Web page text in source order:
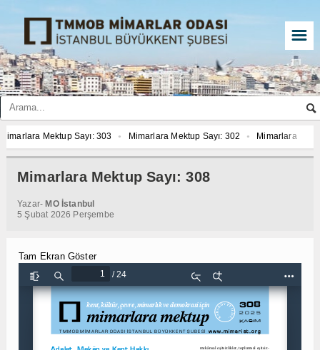
☰
Mektup Sayı: 303 Mimarlara Mektup Sayı: 302
Mimarlara Mektup
Mektup Sayı: 301
Mimarlara Mektup Sayı: 300
Mimarlara Mektup Sayı: 302
Mektup Sayı: 299
Mimarlara Mektup Sayı: 308
Yazar- MO İstanbul
5 Şubat 2026 Perşembe
Tam Ekran Göster